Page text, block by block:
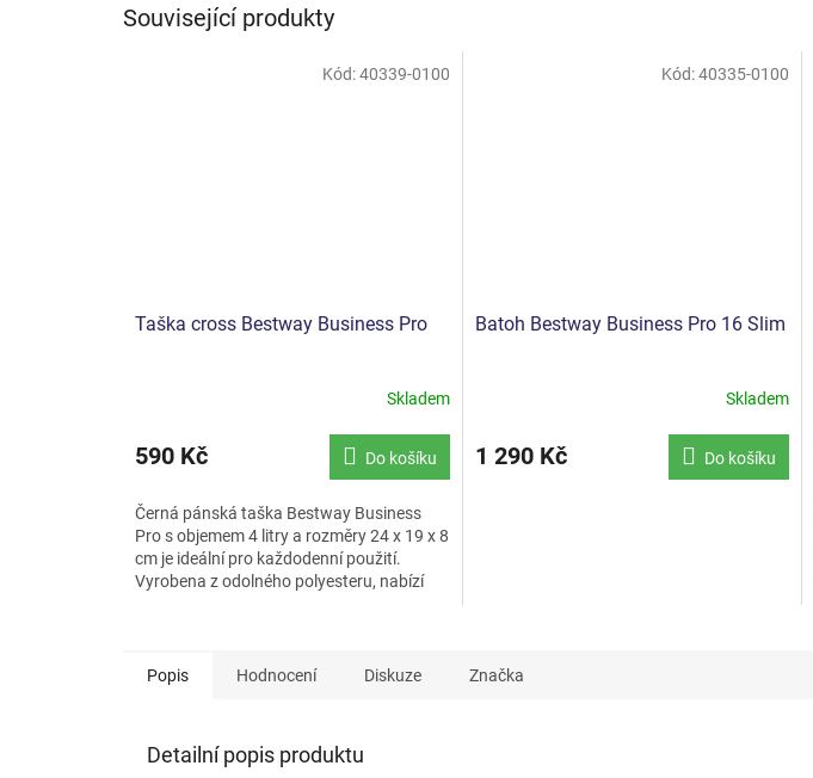
Související produkty
Taška cross Bestway Business Pro
Skladem
590 Kč Do košíku
Černá pánská taška Bestway Business
Pro s objemem 4 litry a rozměry 24 x 19 x 8
cm je ideální pro každodenní použití.
Vyrobena z odolného polyesteru, nabízí
Kód:40339-0100
Batoh Bestway Business Pro 16 Slim
Skladem
1 290 Kč Do košíku
Kód:40335-0100
Popis Hodnocení Diskuze Značka
Detailní popis produktu